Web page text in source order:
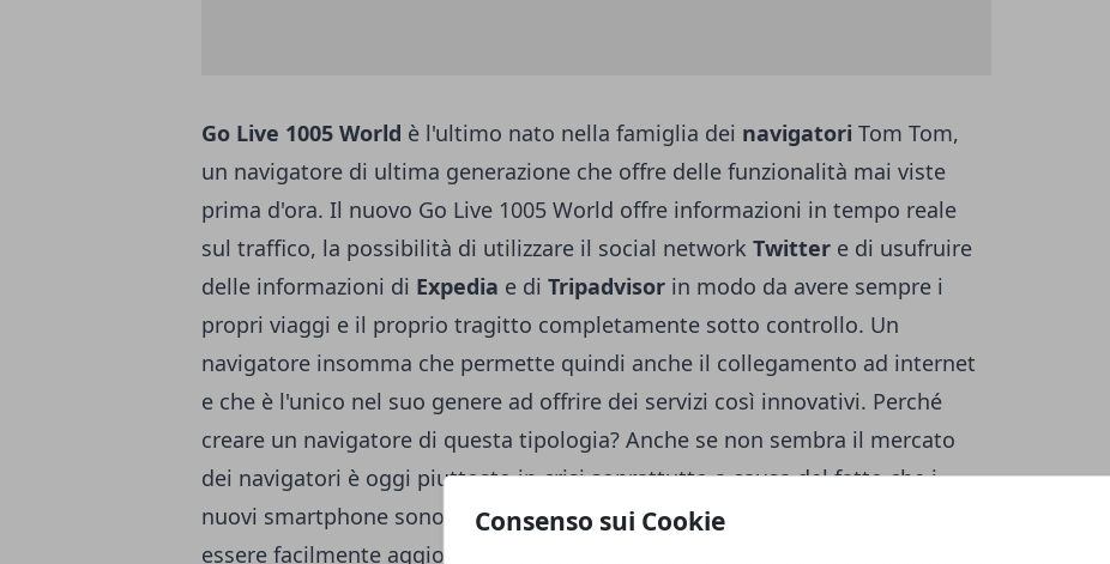
Consenso sui Cookie
Go Live 1005 World è l'ultimo nato nella famiglia dei navigatori Tom Tom,
un navigatore di ultima generazione che offre delle funzionalità mai viste
prima d'ora. Il nuovo Go Live 1005 World offre informazioni in tempo reale
sul traffico, la possibilità di utilizzare il social network Twitter e di usufruire
delle informazioni di Expedia e di Tripadvisor in modo da avere sempre i
propri viaggi e il proprio tragitto completamente sotto controllo. Un
navigatore insomma che permette quindi anche il collegamento ad internet
e che è l'unico nel suo genere ad offrire dei servizi così innovativi. Perché
creare un navigatore di questa tipologia? Anche se non sembra il mercato
dei navigatori è oggi piuttosto in crisi soprattutto a causa del fatto che i
nuovi smartphone sono quasi tutti dotati di un navigatore interno che può
essere facilmente aggiornato. Perché acuistare allora un nvaigatore se è già